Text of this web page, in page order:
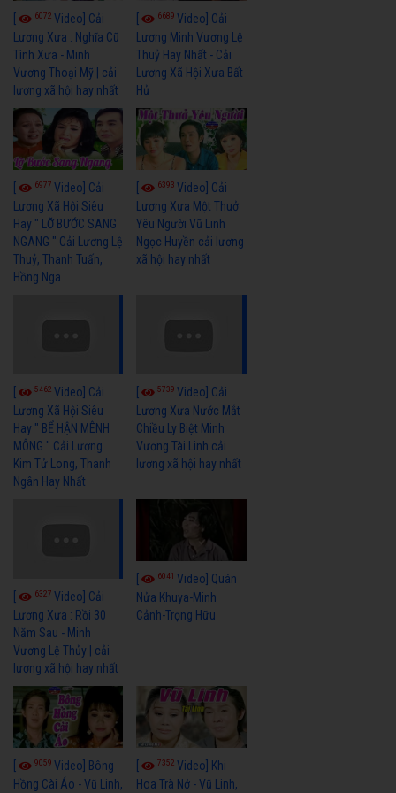
6072 Video] Cải
Lương Xưa : Nghĩa Cũ
Tình Xưa - Minh
Vương Thoại Mỹ | cải
lương xã hội hay nhất
6689Video] Cải
Lương Minh Vương Lệ
Thuỷ Hay Nhất - Cải
Lương Xã Hội Xưa Bất
Hủ
6977 Video] Cải
Lương Xã Hội Siêu
Hay " LỠ BƯỚC SANG
NGANG " Cải Lương Lệ
Thuỷ, Thanh Tuấn,
Hồng Nga
6393Video] Cải
Lương Xưa Một Thuở
Yêu Người Vũ Linh
Ngọc Huyền cải lương
xã hội hay nhất
5462 Video] Cải
Lương Xã Hội Siêu
Hay " BỂ HẬN MÊNH
MÔNG " Cải Lương
Kim Tử Long, Thanh
Ngân Hay Nhất
5739Video] Cải
Lương Xưa Nước Mắt
Chiều Ly Biệt Minh
Vương Tài Linh cải
lương xã hội hay nhất
6327 Video] Cải
Lương Xưa : Rồi 30
Năm Sau - Minh
Vương Lệ Thủy | cải
lương xã hội hay nhất
6041Video] Quán
Nửa Khuya-Minh
Cảnh-Trọng Hữu
9059 Video] Bông
Hồng Cài Áo - Vũ Linh,
7352Video] Khi
Hoa Trà Nở - Vũ Linh,